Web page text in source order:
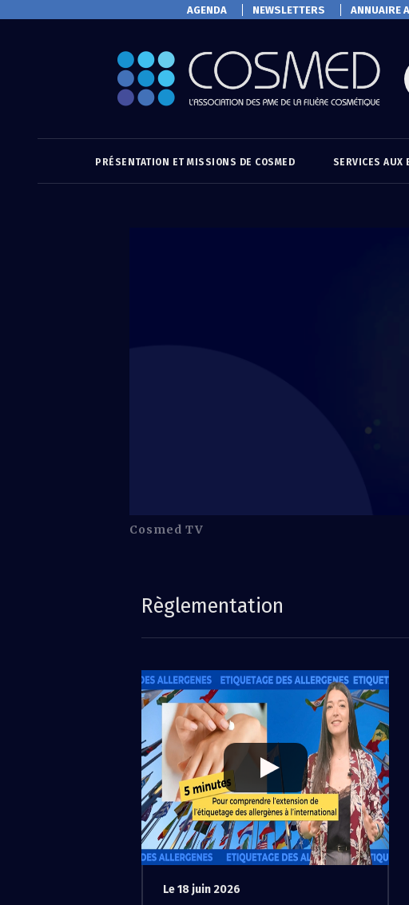
AGENDA NEWSLETTERS ANNUAIRE
PRÉSENTATION ET MISSIONS DE COSMED SERVICES AUX
Cosmed TV
Règlementation
Le 18 juin 2026